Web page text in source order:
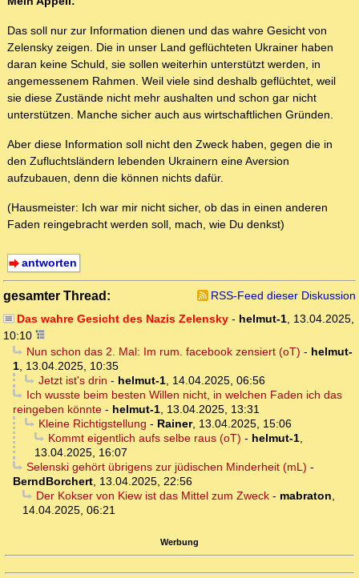
Das soll nur zur Information dienen und das wahre Gesicht von
Zelensky zeigen. Die in unser Land geflüchteten Ukrainer haben
daran keine Schuld, sie sollen weiterhin unterstützt werden, in
angemessenem Rahmen. Weil viele sind deshalb geflüchtet, weil
sie diese Zustände nicht mehr aushalten und schon gar nicht
unterstützen. Manche sicher auch aus wirtschaftlichen Gründen.
Aber diese Information soll nicht den Zweck haben, gegen die in
den Zufluchtsländern lebenden Ukrainern eine Aversion
aufzubauen, denn die können nichts dafür.
(Hausmeister: Ich war mir nicht sicher, ob das in einen anderen
Faden reingebracht werden soll, mach, wie Du denkst)
antworten
gesamter Thread:
RSS-Feed dieser Diskussion
Das wahre Gesicht des Nazis Zelensky- helmut-1, 13.04.2025,
10:10
Nun schon das 2. Mal: Im rum. facebook zensiert (oT) - helmut-
1, 13.04.2025, 10:35
Jetzt ist's drin - helmut-1, 14.04.2025, 06:56
Ich wusste beim besten Willen nicht, in welchen Faden ich das
reingeben könnte - helmut-1, 13.04.2025, 13:31
Kleine Richtigstellung - Rainer, 13.04.2025, 15:06
Kommt eigentlich aufs selbe raus (oT) - helmut-1,
13.04.2025, 16:07
Selenski gehört übrigens zur jüdischen Minderheit (mL) -
BerndBorchert, 13.04.2025, 22:56
Der Kokser von Kiew ist das Mittel zum Zweck- mabraton,
14.04.2025, 06:21
Werbung